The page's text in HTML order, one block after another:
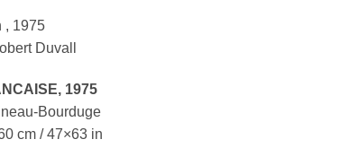
, 1975
Duvall
, 1975
Bourduge
cm / 47×63 in